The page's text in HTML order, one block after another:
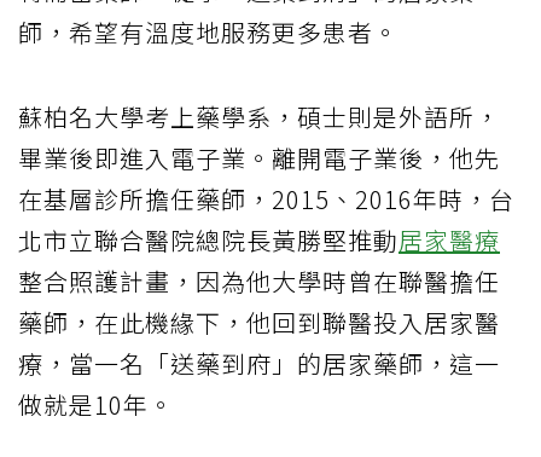
師，希望有溫度地服務更多患者。
蘇柏名大學考上藥學系，碩士則是外語所，
畢業後即進入電子業。離開電子業後，他先
在基層診所擔任藥師，2015、2016年時，台
北市立聯合醫院總院長黃勝堅推動居家醫療
整合照護計畫，因為他大學時曾在聯醫擔任
藥師，在此機緣下，他回到聯醫投入居家醫
療，當一名「送藥到府」的居家藥師，這一
做就是10年。